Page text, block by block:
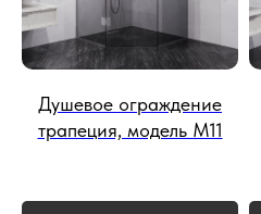
Душевое ограждение
трапеция, модель М11